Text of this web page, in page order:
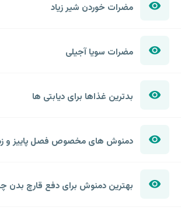
مضرات خوردن شیر زیاد
مضرات سویا آجیلی
بدترین غذاها برای دیابتی ها
دمنوش های مخصوص فصل پاییز و
بهترین دمنوش برای دفع قارچ